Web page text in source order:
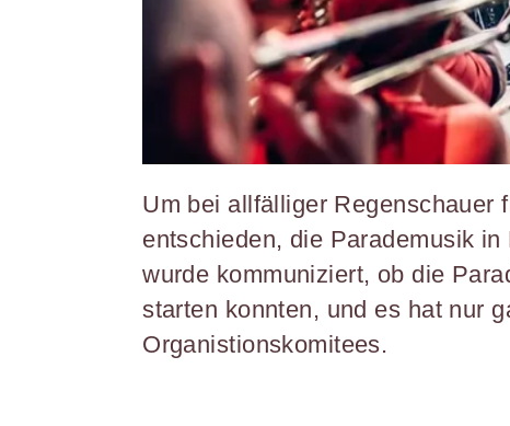
Um bei allfälliger Regenschauer
entschieden, die Parademusik
wurde kommuniziert, ob die
starten konnten, und es hat nur
Organistionskomitees.